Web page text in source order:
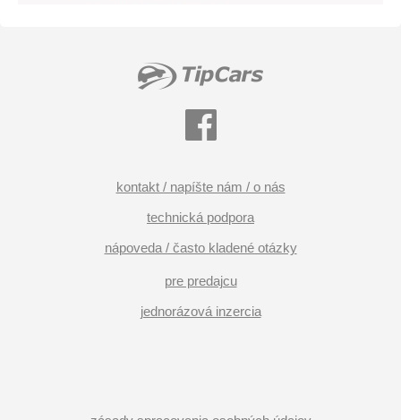
kontakt / napíšte nám / o nás
technická podpora
nápoveda / často kladené otázky
pre predajcu
jednorázová inzercia